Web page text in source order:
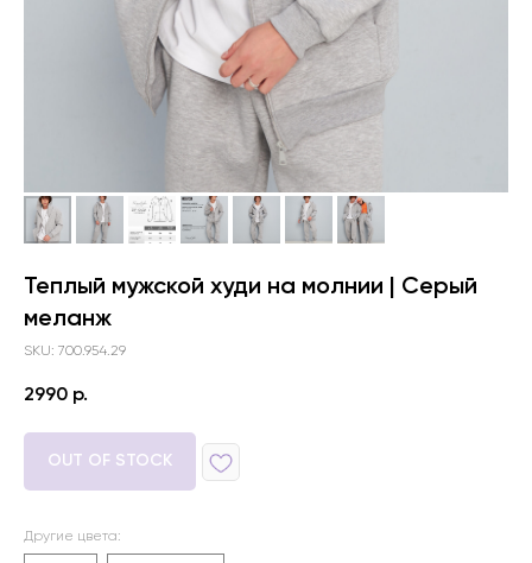
Теплый мужской худи на молнии | Серый
меланж
SKU: 700.954.29
2990 р.
OUT OF STOCK
Другие цвета: